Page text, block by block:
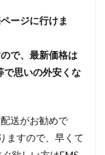
ージに行けま
で、最新価格は
で思いの外安くな
送がお勧めで
ますので、早くて